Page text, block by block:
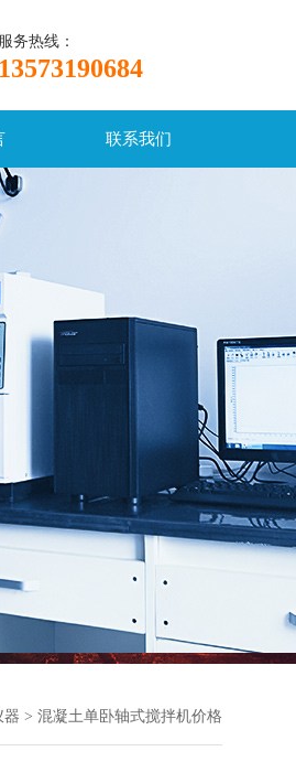
服务热线：
13573190684
联系我们
器 > 混凝土单卧轴式搅拌机价格